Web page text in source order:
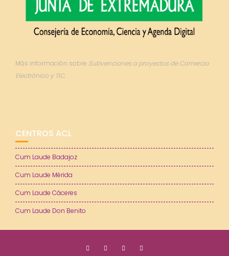
Más información sobre Subvenciones a proyectos de Comercio
Electrónico y TIC.
CENTROS ACL
Cum Laude Badajoz
Cum Laude Mérida
Cum Laude Cáceres
Cum Laude Don Benito